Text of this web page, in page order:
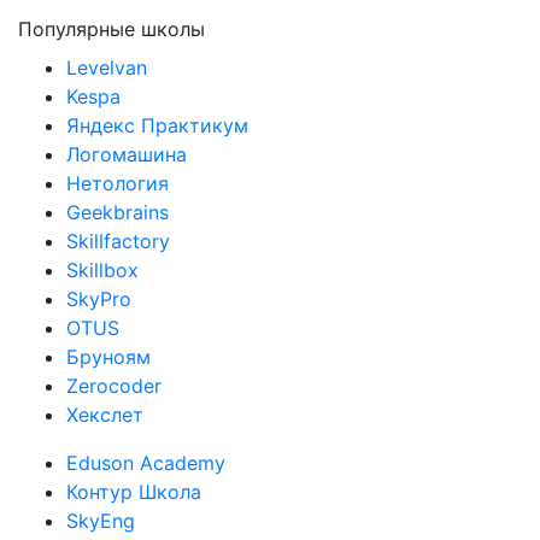
Популярные школы
Levelvan
Kespa
Яндекс Практикум
Логомашина
Нетология
Geekbrains
Skillfactory
Skillbox
SkyPro
OTUS
Бруноям
Zerocoder
Хекслет
Eduson Academy
Контур Школа
SkyEng